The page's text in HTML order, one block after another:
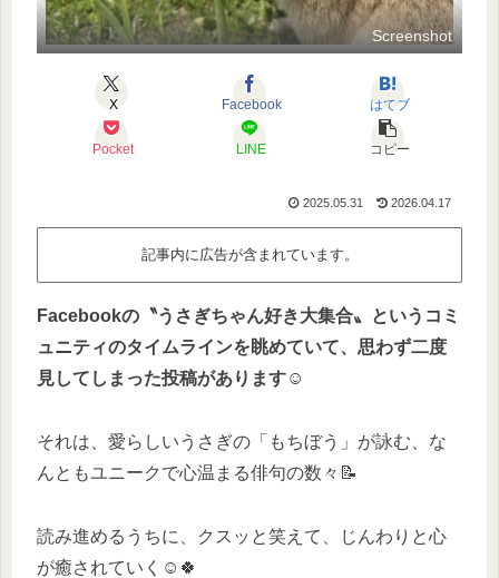
Screenshot
X Facebook はてブ
Pocket LINE コピー
2025.05.31 2026.04.17
記事内に広告が含まれています。
Facebookの〝うさぎちゃん好き大集合〟というコミ
ュニティのタイムラインを眺めていて、思わず二度
見してしまった投稿があります☺️
それは、愛らしいうさぎの「もちぼう」が詠む、な
んともユニークで心温まる俳句の数々📝
読み進めるうちに、クスッと笑えて、じんわりと心
が癒されていく☺️🍀